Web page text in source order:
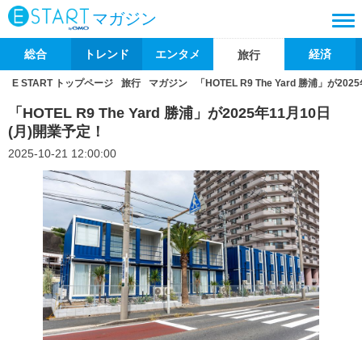
マガジン
総合 トレンド エンタメ 旅行 経済
E START トップページ 旅行 マガジン 「HOTEL R9 The Yard 勝浦」が
「HOTEL R9 The Yard 勝浦」が2025年11月10日
(月)開業予定！
2025-10-21 12:00:00